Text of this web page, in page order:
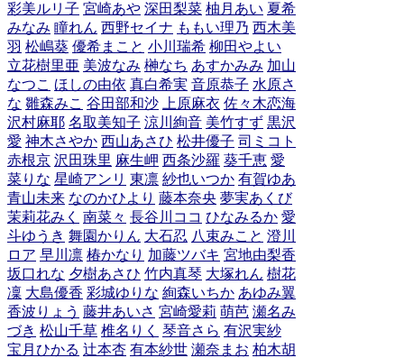
彩美ルリ子 宮崎あや 深田梨菜 柚月あい 夏希
みなみ 瞳れん 西野セイナ ももい理乃 西木美
羽 松嶋葵 優希まこと 小川瑞希 柳田やよい
立花樹里亜 美波なみ 榊なち あすかみみ 加山
なつこ ほしの由依 真白希実 音原恭子 水原さ
な 雛森みこ 谷田部和沙 上原麻衣 佐々木恋海
沢村麻耶 名取美知子 涼川絢音 美竹すず 黒沢
愛 神木さやか 西山あさひ 松井優子 司ミコト
赤根京 沢田珠里 麻生岬 西条沙羅 葵千恵 愛
菜りな 星崎アンリ 東凛 紗也いつか 有賀ゆあ
青山未来 なのかひより 藤本奈央 夢実あくび
茉莉花みく 南菜々 長谷川ココ ひなみるか 愛
斗ゆうき 舞園かりん 大石忍 八束みこと 澄川
ロア 早川凛 椿かなり 加藤ツバキ 宮地由梨香
坂口れな 夕樹あさひ 竹内真琴 大塚れん 樹花
凜 大島優香 彩城ゆりな 絢森いちか あゆみ翼
香波りょう 藤井あいさ 宮崎愛莉 萌芭 瀬名み
づき 松山千草 椎名りく 琴音さら 有沢実紗
宝月ひかる 辻本杏 有本紗世 瀬奈まお 柏木胡